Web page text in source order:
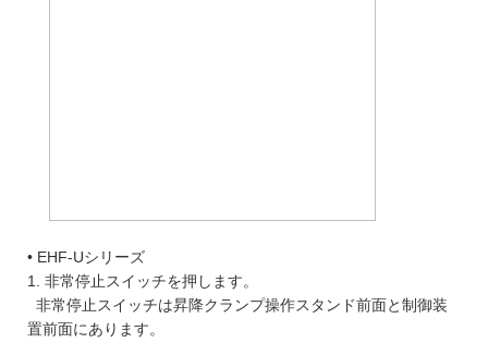
• EHF-Uシリーズ
1. 非常停止スイッチを押します。
非常停止スイッチは昇降クランプ操作スタンド前面と制御装
置前面にあります。